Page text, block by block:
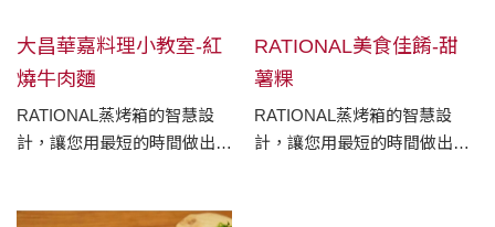
大昌華嘉料理小教室-紅
燒牛肉麵
RATIONAL蒸烤箱的智慧設
計，讓您用最短的時間做出最
RATIONAL美食佳餚-甜
薯粿
RATIONAL蒸烤箱的智慧設
計，讓您用最短的時間做出最